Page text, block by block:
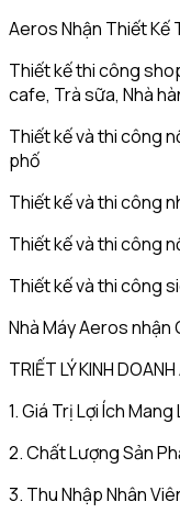
Aeros Nhận Thiết Kế
Thiết kế thi công
cafe, Trà sữa, Nhà
Thiết kế và thi công
phố
Thiết kế và thi công
Thiết kế và thi công
Thiết kế và thi công
Nhà Máy Aeros nhận
TRIẾT LÝ KINH
1. Giá Trị Lợi Ích
2. Chất Lượng Sản
3. Thu Nhập Nhân